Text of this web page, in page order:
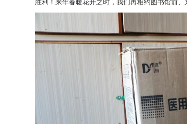
胜利！来年春暖花开之时，我们再相约图书馆前